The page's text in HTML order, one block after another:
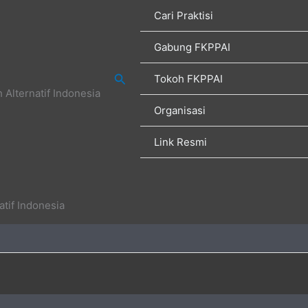
Alternatif Indonesia
Search
Cari Praktisi
Gabung FKPPAI
Tokoh FKPPAI
Organisasi
Link Resmi
Indonesia